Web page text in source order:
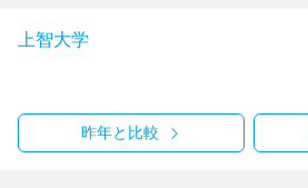
上智大学
昨年と比較